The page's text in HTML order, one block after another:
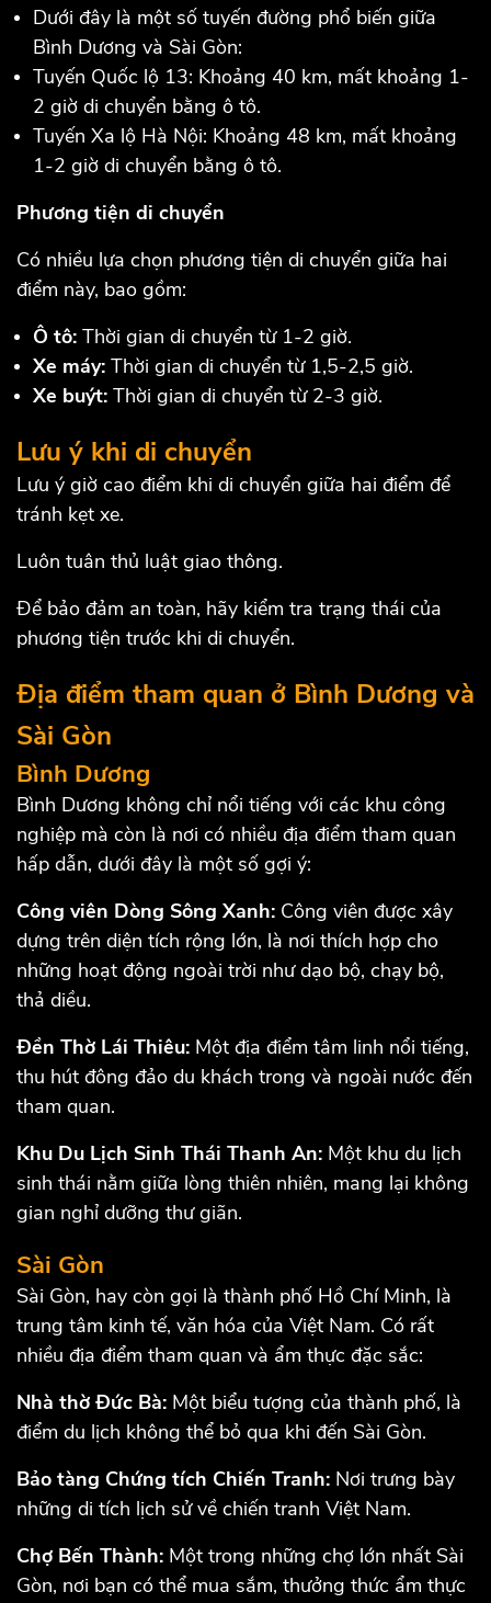
Dưới đây là một số tuyến đường phổ biến giữa
Bình Dương và Sài Gòn:
Tuyến Quốc lộ 13: Khoảng 40 km, mất khoảng 1-
2 giờ di chuyển bằng ô tô.
Tuyến Xa lộ Hà Nội: Khoảng 48 km, mất khoảng
1-2 giờ di chuyển bằng ô tô.
Phương tiện di chuyển
Có nhiều lựa chọn phương tiện di chuyển giữa hai
điểm này, bao gồm:
Ô tô: Thời gian di chuyển từ 1-2 giờ.
Xe máy: Thời gian di chuyển từ 1,5-2,5 giờ.
Xe buýt: Thời gian di chuyển từ 2-3 giờ.
Lưu ý khi di chuyển
Lưu ý giờ cao điểm khi di chuyển giữa hai điểm để
tránh kẹt xe.
Luôn tuân thủ luật giao thông.
Để bảo đảm an toàn, hãy kiểm tra trạng thái của
phương tiện trước khi di chuyển.
Địa điểm tham quan ở Bình Dương và
Sài Gòn
Bình Dương
Bình Dương không chỉ nổi tiếng với các khu công
nghiệp mà còn là nơi có nhiều địa điểm tham quan
hấp dẫn, dưới đây là một số gợi ý:
Công viên Dòng Sông Xanh: Công viên được xây
dựng trên diện tích rộng lớn, là nơi thích hợp cho
những hoạt động ngoài trời như dạo bộ, chạy bộ,
thả diều.
Đền Thờ Lái Thiêu: Một địa điểm tâm linh nổi tiếng,
thu hút đông đảo du khách trong và ngoài nước đến
tham quan.
Khu Du Lịch Sinh Thái Thanh An: Một khu du lịch
sinh thái nằm giữa lòng thiên nhiên, mang lại không
gian nghỉ dưỡng thư giãn.
Sài Gòn
Sài Gòn, hay còn gọi là thành phố Hồ Chí Minh, là
trung tâm kinh tế, văn hóa của Việt Nam. Có rất
nhiều địa điểm tham quan và ẩm thực đặc sắc:
Nhà thờ Đức Bà: Một biểu tượng của thành phố, là
điểm du lịch không thể bỏ qua khi đến Sài Gòn.
Bảo tàng Chứng tích Chiến Tranh: Nơi trưng bày
những di tích lịch sử về chiến tranh Việt Nam.
Chợ Bến Thành: Một trong những chợ lớn nhất Sài
Gòn, nơi bạn có thể mua sắm, thưởng thức ẩm thực